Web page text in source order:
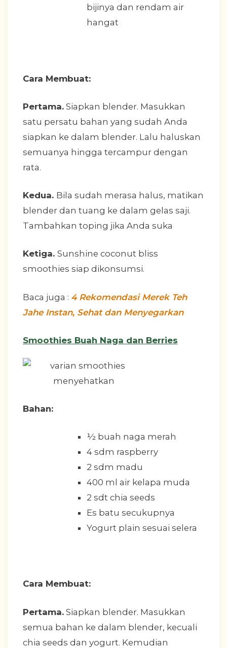
bijinya dan rendam air
hangat
Cara Membuat:
Pertama. Siapkan blender. Masukkan
satu persatu bahan yang sudah Anda
siapkan ke dalam blender. Lalu haluskan
semuanya hingga tercampur dengan
rata.
Kedua. Bila sudah merasa halus, matikan
blender dan tuang ke dalam gelas saji.
Tambahkan toping jika Anda suka
Ketiga. Sunshine coconut bliss
smoothies siap dikonsumsi.
Baca juga : 4 Rekomendasi Merek Teh
Jahe Instan, Sehat dan Menyegarkan
Smoothies Buah Naga dan Berries
Bahan:
½ buah naga merah
4 sdm raspberry
2 sdm madu
400 ml air kelapa muda
2 sdt chia seeds
Es batu secukupnya
Yogurt plain sesuai selera
Cara Membuat:
Pertama. Siapkan blender. Masukkan
semua bahan ke dalam blender, kecuali
chia seeds dan yogurt. Kemudian